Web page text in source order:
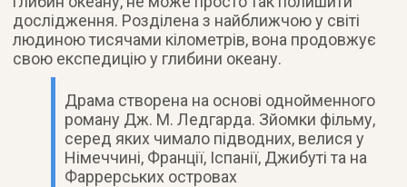
дослідження. Розділена з найближчою у світі
людиною тисячами кілометрів, вона продовжує
свою експедицію у глибини океану.
Драма створена на основі однойменного
роману Дж. М. Ледгарда. Зйомки фільму,
серед яких чимало підводних, велися у
Німеччині, Франції, Іспанії, Джибуті та на
Фаррерських островах